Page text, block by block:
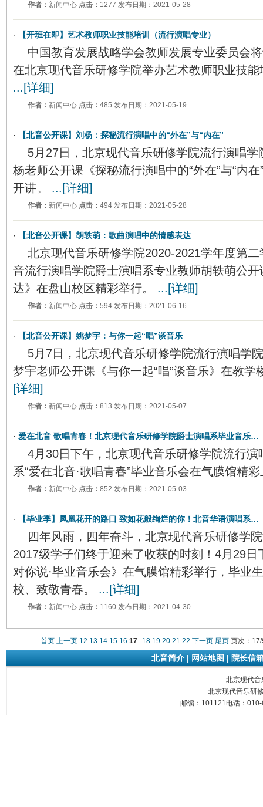
作者： 新闻中心 点击： 1277 发布日期：2021-05-28
· 【开班在即】艺术教师职业技能培训（流行演唱专业）
中国教育发展战略学会教师发展专业委员会
在北京现代音乐研修学院举办艺术教师职业技
...[详细]
作者： 新闻中心 点击： 485 发布日期：2021-05-19
· 【北音公开课】刘杨：探秘流行演唱中的“外在”与“内在”
5月27日，北京现代音乐研修学院流行演唱
杨老师公开课《探秘流行演唱中的“外在”与“内
开讲。
...[详细]
作者： 新闻中心 点击： 494 发布日期：2021-05-28
· 【北音公开课】胡轶萌：歌曲演唱中的情感表达
北京现代音乐研修学院2020-2021学年度第
音流行演唱学院爵士演唱系专业教师胡轶萌公
达》在盘山校区精彩举行。
...[详细]
作者： 新闻中心 点击： 594 发布日期：2021-06-16
· 【北音公开课】姚梦宇：与你一起“唱”谈音乐
5月7日，北京现代音乐研修学院流行演唱学
梦宇老师公开课《与你一起“唱”谈音乐》在教学
[详细]
作者： 新闻中心 点击： 813 发布日期：2021-05-07
· 爱在北音 歌唱青春！北京现代音乐研修学院爵士演唱系毕业音乐…
4月30日下午，北京现代音乐研修学院流行
系“爱在北音·歌唱青春”毕业音乐会在气膜馆精
作者： 新闻中心 点击： 852 发布日期：2021-05-03
· 【毕业季】凤凰花开的路口 致如花般绚烂的你！北音华语演唱系…
四年风雨，四年奋斗，北京现代音乐研修学
2017级学子们终于迎来了收获的时刻！4月29
对你说·毕业音乐会》在气膜馆精彩举行，毕业
校、致敬青春。
...[详细]
作者： 新闻中心 点击： 1160 发布日期：2021-04-30
首页 上一页 12 13 14 15 16 17 18 19 20 21 22 下一页 尾页页次：17/
北音简介 | 网站地图 | 院长信
北京现代
北京现代音乐研
邮编：101121电话：